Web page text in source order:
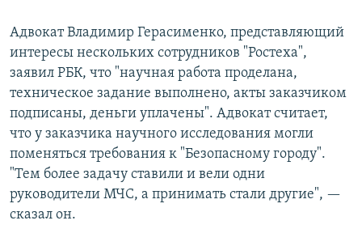
Адвокат Владимир Герасименко, представляющий
интересы нескольких сотрудников "Ростеха",
заявил РБК, что "научная работа проделана,
техническое задание выполнено, акты заказчиком
подписаны, деньги уплачены". Адвокат считает,
что у заказчика научного исследования могли
поменяться требования к "Безопасному городу".
"Тем более задачу ставили и вели одни
руководители МЧС, а принимать стали другие", —
сказал он.